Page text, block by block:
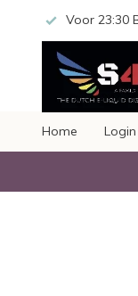
Voor 23:30
Home Login